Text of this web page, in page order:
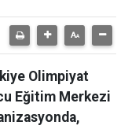
Olimpiyat
Eğitim Merkezi